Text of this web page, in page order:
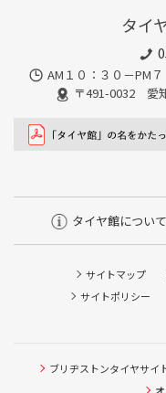
タイ
AM１０：３０－PM
〒491-0032 愛
タイヤ館について
サイトマップ
サイトポリシー
ブリヂストンタイヤサイ
タイヤ点検・安全点
ピット作業の予約